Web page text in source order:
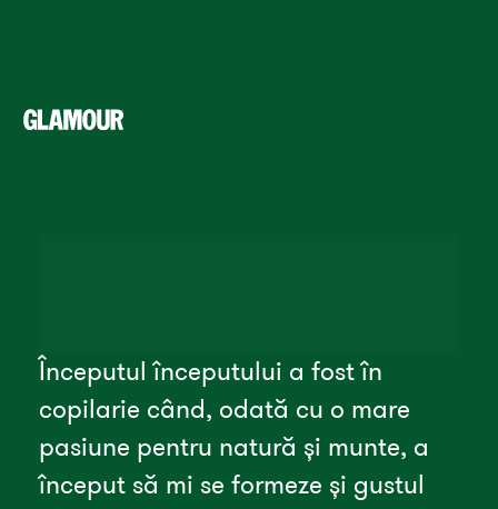
Începutul începutului a fost în
copilarie când, odată cu o mare
pasiune pentru natură și munte, a
început să mi se formeze și gustul